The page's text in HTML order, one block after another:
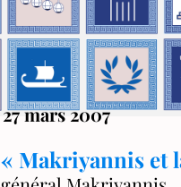
27 mars 2007
« Makriyannis et